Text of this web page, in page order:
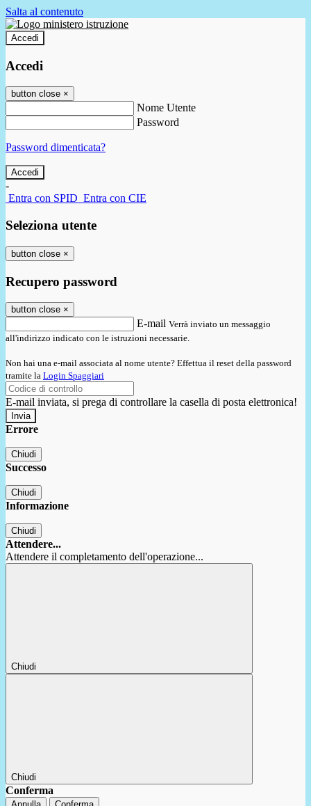
Salta al contenuto
Accedi
Accedi
button close ×
Nome Utente
Password
Password dimenticata?
-
Entra con SPID Entra con CIE
Seleziona utente
button close ×
Recupero password
button close ×
E-mail Verrà inviato un messaggio
all'indirizzo indicato con le istruzioni necessarie.
Non hai una e-mail associata al nome utente? Effettua il reset della password
tramite la Login Spaggiari
E-mail inviata, si prega di controllare la casella di posta elettronica!
Errore
Chiudi
Successo
Chiudi
Informazione
Chiudi
Attendere...
Attendere il completamento dell'operazione...
Chiudi
Chiudi
Conferma